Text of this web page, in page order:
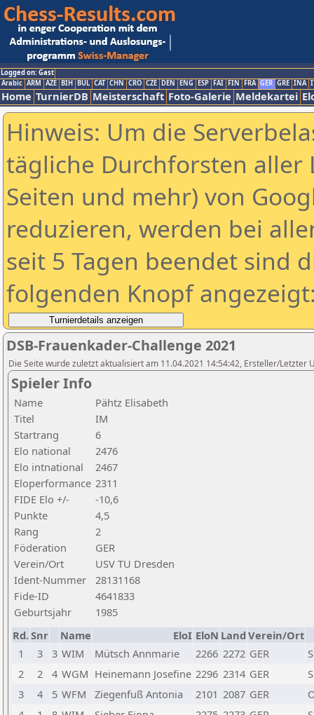
Logged on: Gast
Arabic ARM AZE BIH BUL CAT CHN CRO CZE DEN ENG ESP FAI FIN FRA GER GRE INA
Home TurnierDB Meisterschaft Foto-Galerie Meldekartei
Hinweis: Um die
tägliche Durchforsten aller
Seiten und mehr) von
reduzieren, werden bei
seit 5 Tagen beendet sind
folgenden Knopf
DSB-Frauenkader-Challenge 2021
Die Seite wurde zuletzt aktualisiert am 11.04.2021 14:54:42, Ersteller/Letzter
Spieler Info
Name
Pähtz Elisabeth
Titel
IM
Startrang
6
Elo national
2476
Elo intnational
2467
Eloperformance 2311
FIDE Elo +/-
-10,6
Punkte
4,5
Rang
2
Föderation
GER
Verein/Ort
USV TU Dresden
Ident-Nummer
28131168
Fide-ID
4641833
Geburtsjahr
1985
Rd.Snr Name EloI EloN Land Verein/Ort
1
3 3 WIM Mütsch Annmarie 2266 2272 GER
2
2 4 WGM Heinemann Josefine 2296 2314 GER
3
4 5 WFM Ziegenfuß Antonia 2101 2087 GER